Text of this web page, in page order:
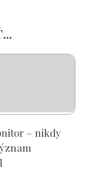
– nikdy